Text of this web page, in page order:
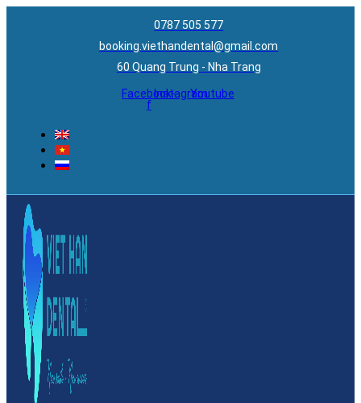
0787 505 577
booking.viethandental@gmail.com
60 Quang Trung - Nha Trang
Facebook-
f
InstagramYoutube